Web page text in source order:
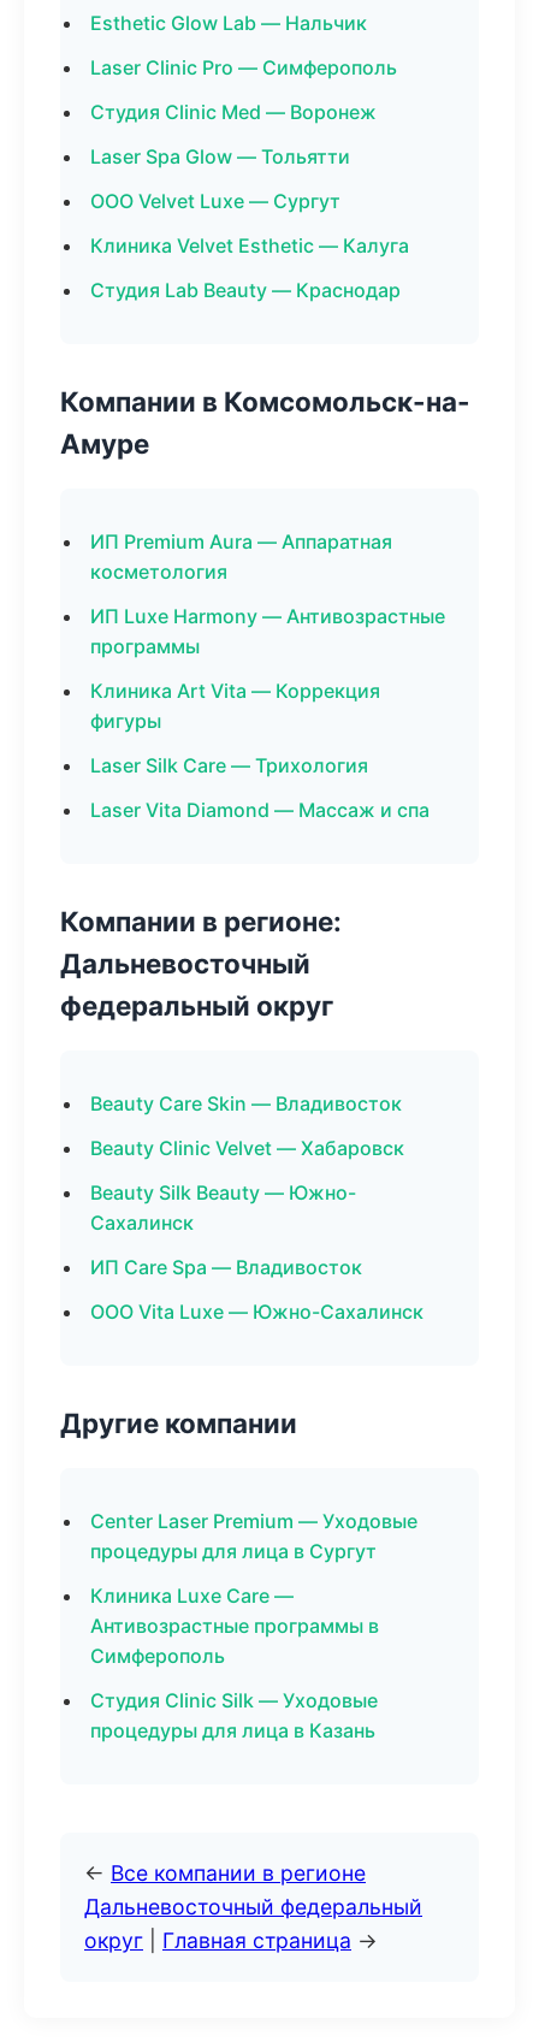
Esthetic Glow Lab — Нальчик
Laser Clinic Pro — Симферополь
Студия Clinic Med — Воронеж
Laser Spa Glow — Тольятти
ООО Velvet Luxe — Сургут
Клиника Velvet Esthetic — Калуга
Студия Lab Beauty — Краснодар
Компании в Комсомольск-на-
Амуре
ИП Premium Aura — Аппаратная
косметология
ИП Luxe Harmony — Антивозрастные
программы
Клиника Art Vita — Коррекция
фигуры
Laser Silk Care — Трихология
Laser Vita Diamond — Массаж и спа
Компании в регионе:
Дальневосточный
федеральный округ
Beauty Care Skin — Владивосток
Beauty Clinic Velvet — Хабаровск
Beauty Silk Beauty — Южно-
Сахалинск
ИП Care Spa — Владивосток
ООО Vita Luxe — Южно-Сахалинск
Другие компании
Center Laser Premium — Уходовые
процедуры для лица в Сургут
Клиника Luxe Care —
Антивозрастные программы в
Симферополь
Студия Clinic Silk — Уходовые
процедуры для лица в Казань
← Все компании в регионе
Дальневосточный федеральный
округ
Главная страница →